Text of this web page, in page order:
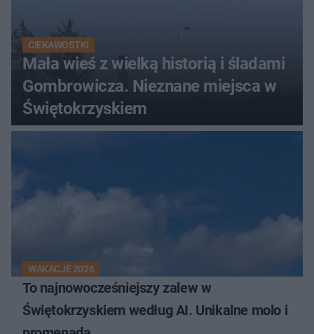
CIEKAWOSTKI
Mała wieś z wielką historią i śladami
Gombrowicza. Nieznane miejsca w
Świętokrzyskiem
WAKACJE 2026
To najnowocześniejszy zalew w
Świętokrzyskiem według AI. Unikalne molo i